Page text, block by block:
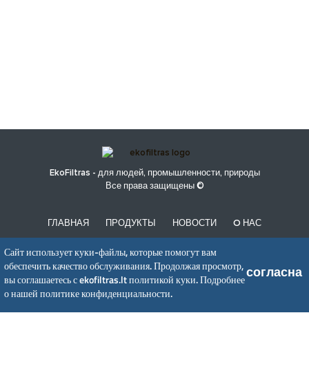
EkoFiltras - для людей, промышленности, природы
Все права защищены ©
ГЛАВНАЯ ПРОДУКТЫ НОВОСТИ O НАС
UAB EkoFiltras
Neries kr. 16 B, LT48402 Kaunas
Сайт использует куки-файлы, которые помогут вам
обеспечить качество обслуживания. Продолжая просмотр,
вы соглашаетесь с ekofiltras.lt политикой куки.Подробнее
о нашей политике конфиденциальности.
согласна